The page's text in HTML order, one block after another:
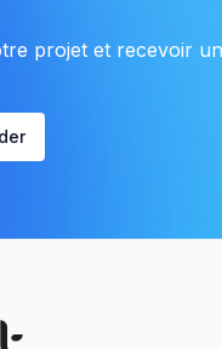
projet et recevoir